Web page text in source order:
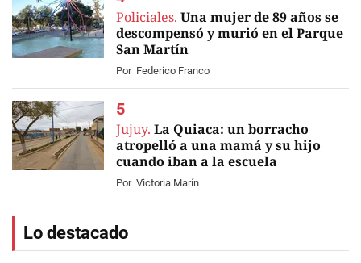
Policiales. Una mujer de 89 años se
descompensó y murió en el Parque
San Martín
Por Federico Franco
Jujuy. La Quiaca: un borracho
atropelló a una mamá y su hijo
cuando iban a la escuela
Por Victoria Marín
Lo destacado